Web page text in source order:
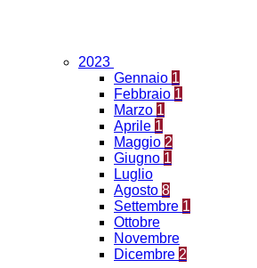
2023
Gennaio 1
Febbraio 1
Marzo 1
Aprile 1
Maggio 2
Giugno 1
Luglio
Agosto 8
Settembre 1
Ottobre
Novembre
Dicembre 2